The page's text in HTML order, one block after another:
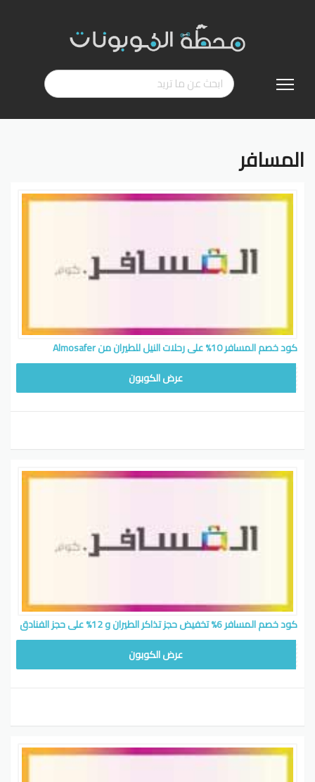
إلى
المسافر
كود خصم المسافر 10% على رحلات النيل للطيران من Almosafer
عرض الكوبون
كود خصم المسافر 6% تخفيض حجز تذاكر الطيران و 12% على حجز الفنادق
عرض الكوبون